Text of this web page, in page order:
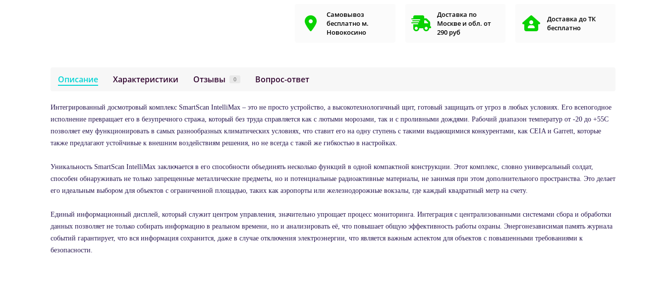
Самовывоз
бесплатно м.
Новокосино
Доставка по
Москве и обл. от
290 руб
Доставка до ТК
бесплатно
Описание Характеристики Отзывы 0 Вопрос-ответ
Интегрированный досмотровый комплекс SmartScan IntelliMax – это не просто устройство, а высокотехнологичный щит, готовый защищать от угроз в любых условиях. Его всепогодное
исполнение превращает его в безупречного стража, который без труда справляется как с лютыми морозами, так и с проливными дождями. Рабочий диапазон температур от -20 до +55C
позволяет ему функционировать в самых разнообразных климатических условиях, что ставит его на одну ступень с такими выдающимися конкурентами, как CEIA и Garrett, которые
также предлагают устойчивые к внешним воздействиям решения, но не всегда с такой же гибкостью в настройках.
Уникальность SmartScan IntelliMax заключается в его способности объединять несколько функций в одной компактной конструкции. Этот комплекс, словно универсальный солдат,
способен обнаруживать не только запрещенные металлические предметы, но и потенциальные радиоактивные материалы, не занимая при этом дополнительного пространства. Это делает
его идеальным выбором для объектов с ограниченной площадью, таких как аэропорты или железнодорожные вокзалы, где каждый квадратный метр на счету.
Единый информационный дисплей, который служит центром управления, значительно упрощает процесс мониторинга. Интеграция с централизованными системами сбора и обработки
данных позволяет не только собирать информацию в реальном времени, но и анализировать её, что повышает общую эффективность работы охраны. Энергонезависимая память журнала
событий гарантирует, что вся информация сохранится, даже в случае отключения электроэнергии, что является важным аспектом для объектов с повышенными требованиями к
безопасности.